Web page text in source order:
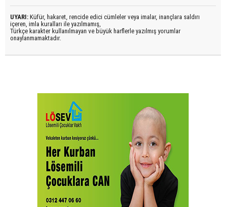
UYARI: Küfür, hakaret, rencide edici cümleler veya imalar, inançlara saldırı
içeren, imla kuralları ile yazılmamış,
Türkçe karakter kullanılmayan ve büyük harflerle yazılmış yorumlar
onaylanmamaktadır.